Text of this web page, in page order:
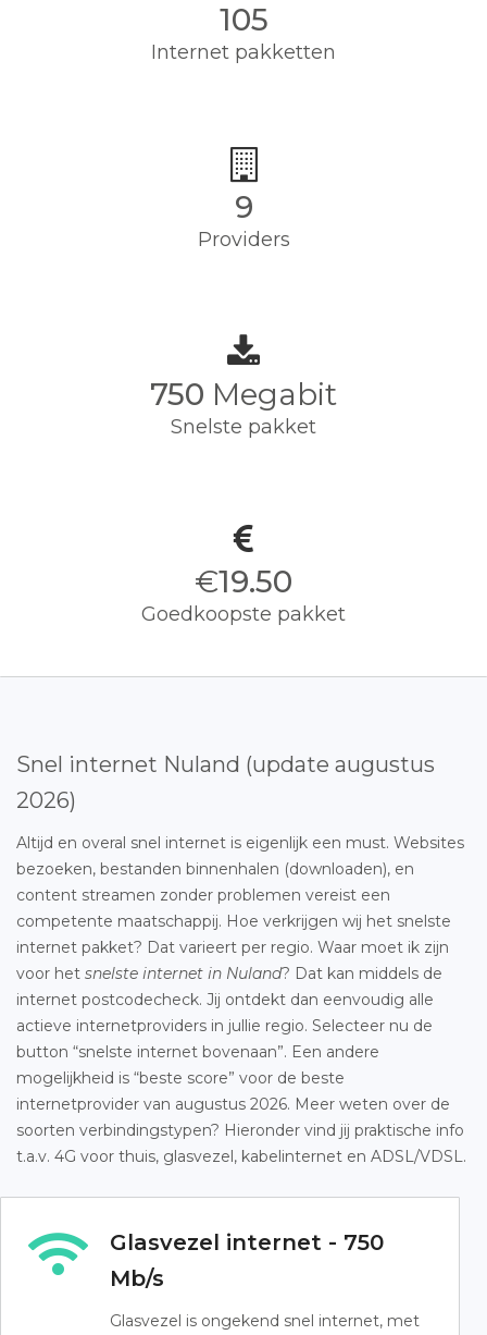
105
Internet pakketten
9
Providers
750 Megabit
Snelste pakket
€19.50
Goedkoopste pakket
Snel internet Nuland (update augustus
2026)
Altijd en overal snel internet is eigenlijk een must. Websites
bezoeken, bestanden binnenhalen (downloaden), en
content streamen zonder problemen vereist een
competente maatschappij. Hoe verkrijgen wij het snelste
internet pakket? Dat varieert per regio. Waar moet ik zijn
voor het snelste internet in Nuland? Dat kan middels de
internet postcodecheck. Jij ontdekt dan eenvoudig alle
actieve internetproviders in jullie regio. Selecteer nu de
button “snelste internet bovenaan”. Een andere
mogelijkheid is “beste score” voor de beste
internetprovider van augustus 2026. Meer weten over de
soorten verbindingstypen? Hieronder vind jij praktische info
t.a.v. 4G voor thuis, glasvezel, kabelinternet en ADSL/VDSL.
Glasvezel internet - 750
Mb/s
Glasvezel is ongekend snel internet, met